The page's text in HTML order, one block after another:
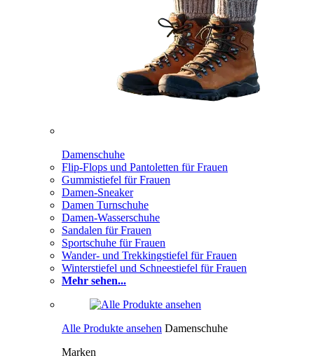
Damenschuhe
Flip-Flops und Pantoletten für Frauen
Gummistiefel für Frauen
Damen-Sneaker
Damen Turnschuhe
Damen-Wasserschuhe
Sandalen für Frauen
Sportschuhe für Frauen
Wander- und Trekkingstiefel für Frauen
Winterstiefel und Schneestiefel für Frauen
Mehr sehen...
Alle Produkte ansehen Damenschuhe
Marken